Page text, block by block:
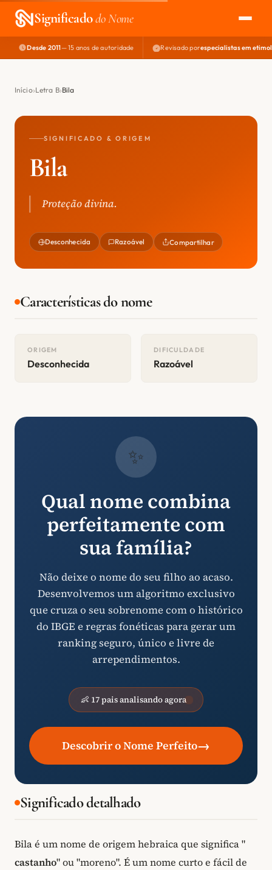
Significadodo Nome
EXPLORAR
NOME PERFEITO
Desde 2011— 15 anos de autoridade Revisado porespecialistas em
Início Letra B Bila
SIGNIFICADO & ORIGEM
Bila
Proteção divina.
Desconhecida Razoável Compartilhar
Características do nome
ORIGEM
Desconhecida
DIFICULDADE
Razoável
✨
Qual nome combina
perfeitamente com
sua família?
Não deixe o nome do seu filho ao acaso.
Desenvolvemos um algoritmo exclusivo
que cruza o seu sobrenome com o histórico
do IBGE e regras fonéticas para gerar um
ranking seguro, único e livre de
arrependimentos.
👶 17 pais analisando agora
Descobrir o Nome Perfeito→
Significado detalhado
Bila é um nome de origem hebraica que significa "
castanho" ou "moreno". É um nome curto e fácil de